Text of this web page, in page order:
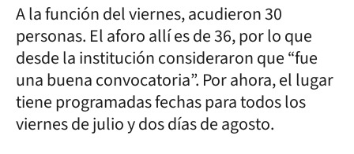
A la función del viernes, acudieron 30
personas. El aforo allí es de 36, por lo que
desde la institución consideraron que “fue
una buena convocatoria”. Por ahora, el lugar
tiene programadas fechas para todos los
viernes de julio y dos días de agosto.